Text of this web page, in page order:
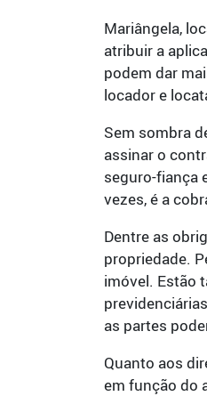
Mariângela,
atribuir a
podem dar
locador e
Sem sombra
assinar o
seguro-fiança
vezes, é a
Dentre as
propriedade.
imóvel. Estão
as partes
Quanto aos
em função do